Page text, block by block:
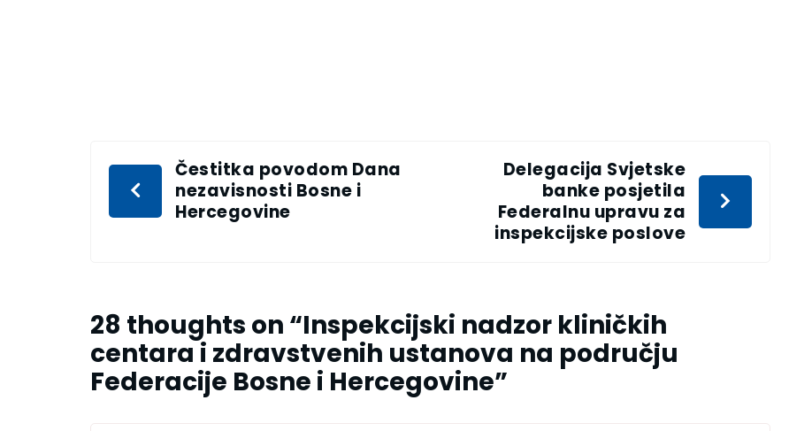
Čestitka povodom Dana
nezavisnosti Bosne i
Hercegovine
Delegacija Svjetske
banke posjetila
Federalnu upravu za
inspekcijske poslove
28 thoughts on “Inspekcijski nadzor kliničkih
centara i zdravstvenih ustanova na području
Federacije Bosne i Hercegovine”